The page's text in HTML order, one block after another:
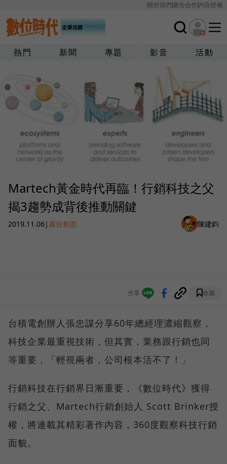
關於我們廣告合作內容授權
熱門 新聞 專題 影音 活動
Martech黃金時代再臨！行銷科技之父
揭3趨勢成背後推動關鍵
2019.11.06| 廣告創意 陳建鈞
分享 收藏
台積電創辦人張忠謀分享60年總經理濃縮觀察，
科技企業最重視技術，但其實，業務跟行銷也同
等重要，「輕視兩者，公司根本活不了！」
行銷科技在行銷界日漸重要，《數位時代》獲得
行銷之父、Martech行銷創始人 Scott Brinker授
權，將連載其精彩著作內容，360度觀察科技行銷
面貌。